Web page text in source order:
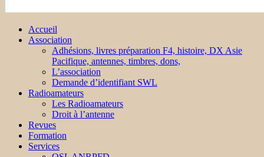
Accueil
Association
Adhésions, livres préparation F4, histoire, DX Asie
Pacifique, antennes, timbres, dons,
L’association
Demande d’identifiant SWL
Radioamateurs
Les Radioamateurs
Droit à l’antenne
Revues
Formation
Services